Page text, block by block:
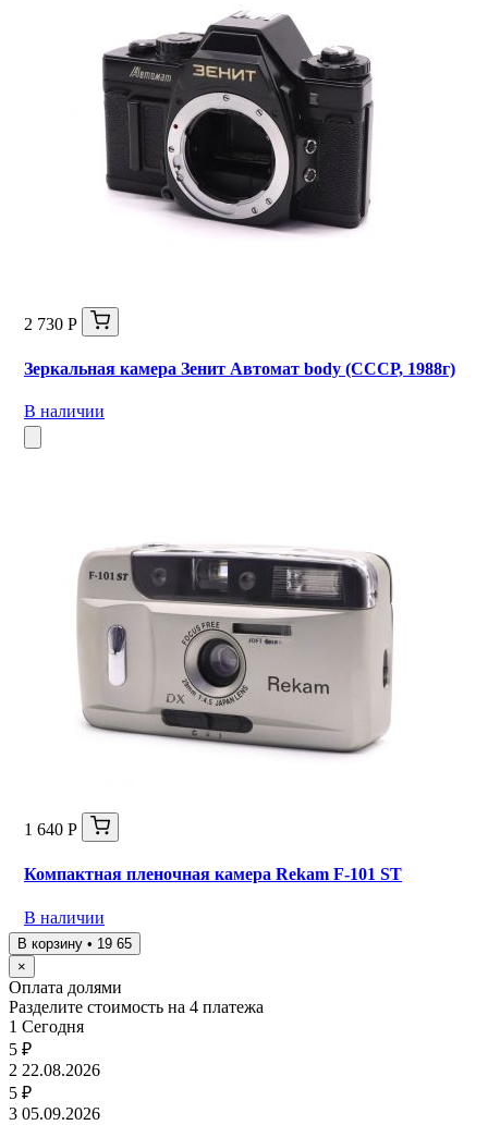
2 730 Р
Зеркальная камера Зенит Автомат body (СССР, 1988г)
В наличии
1 640 Р
Компактная пленочная камера Rekam F-101 ST
В наличии
В корзину • 19 65
×
Оплата долями
Разделите стоимость на 4 платежа
1 Сегодня
5 ₽
2 22.08.2026
5 ₽
3 05.09.2026